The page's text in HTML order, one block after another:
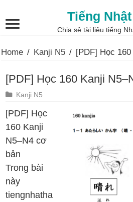
Tiếng
Chia sẻ tài liệu tiếng
Home / Kanji N5 / [PDF] Học
[PDF] Học 160 Kanji
Kanji N5
[PDF] Học
160 Kanji
N5–N4 cơ
bản
Trong bài
này
tiengnhatha